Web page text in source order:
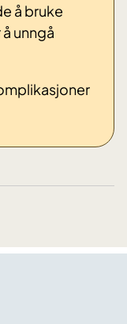
å bruke
unngå